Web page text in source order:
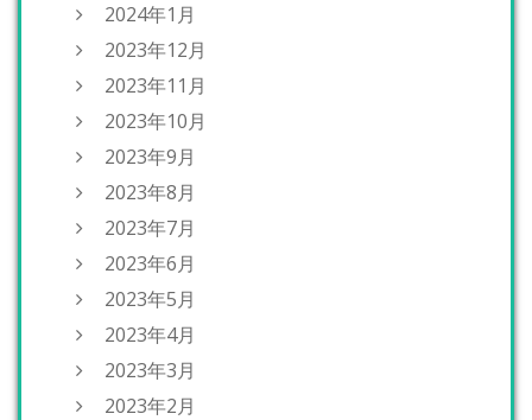
2024年1月
2023年12月
2023年11月
2023年10月
2023年9月
2023年8月
2023年7月
2023年6月
2023年5月
2023年4月
2023年3月
2023年2月